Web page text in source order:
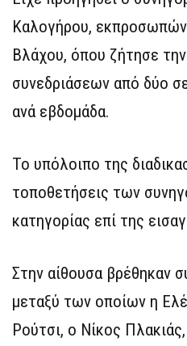
Καλογήρου,
Βλάχου, όπου ζήτησε
συνεδριάσεων από δύο
ανά εβδομάδα.
Το υπόλοιπο της
τοποθετήσεις των
κατηγορίας επί της
Στην αίθουσα βρέθηκαν
μεταξύ των οποίων η
Ρούτσι, ο Νίκος